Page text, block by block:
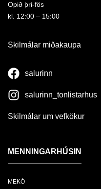
Opið þri-fös
kl. 12:00 – 15:00
Skilmálar miðakaupa
salurinn
salurinn_tonlistarhus
Skilmálar um vefkökur
MENNINGARHÚSIN
MEKÓ